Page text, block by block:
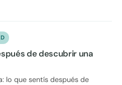
de descubrir una
lo que sentís después de